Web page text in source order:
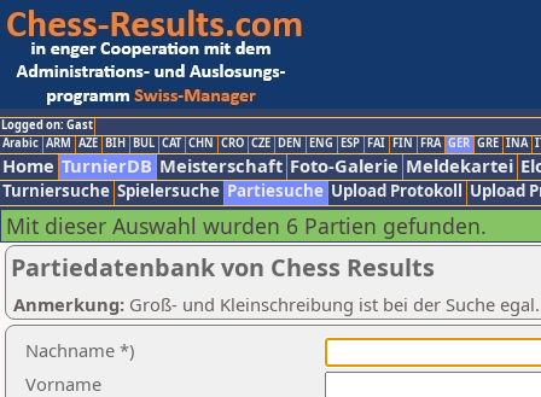
Logged on: Gast
Arabic ARM AZE BIH BUL CAT CHN CRO CZE DEN ENG ESP FAI FIN FRA GER GRE INA
Home TurnierDB Meisterschaft Foto-Galerie Meldekartei
Turniersuche Spielersuche Partiesuche Upload Protokoll Upload
Mit dieser Auswahl wurden 6 Partien gefunden.
Partiedatenbank von Chess Results
Anmerkung: Groß- und Kleinschreibung ist bei der Suche
Nachname *)
Vorname